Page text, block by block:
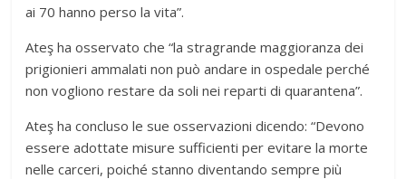
ai 70 hanno perso la vita”.
Ateş ha osservato che “la stragrande maggioranza dei
prigionieri ammalati non può andare in ospedale perché
non vogliono restare da soli nei reparti di quarantena”.
Ateş ha concluso le sue osservazioni dicendo: “Devono
essere adottate misure sufficienti per evitare la morte
nelle carceri, poiché stanno diventando sempre più